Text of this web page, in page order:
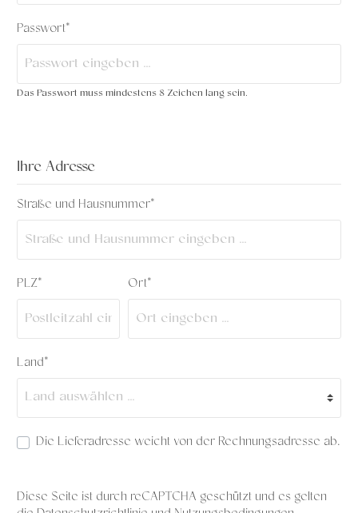
Passwort*
Das Passwort muss mindestens 8 Zeichen lang sein.
Ihre Adresse
Straße und Hausnummer*
PLZ* Ort*
Land*
Die Lieferadresse weicht von der Rechnungsadresse ab.
Diese Seite ist durch reCAPTCHA geschützt und es gelten